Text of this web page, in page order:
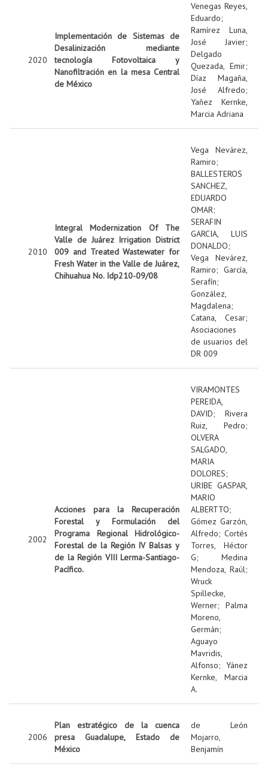
2020
Implementación de Sistemas de
Desalinización mediante
tecnología Fotovoltaica y
Nanofiltración en la mesa Central
de México
Venegas Reyes,
Eduardo;
Ramírez Luna,
José Javier;
Delgado
Quezada, Emir;
Díaz Magaña,
José Alfredo;
Yañez Kernke,
Marcia Adriana
2010
Integral Modernization Of The
Valle de Juárez Irrigation District
009 and Treated Wastewater for
Fresh Water in the Valle de Juárez,
Chihuahua No. Idp210-09/08
Vega Nevárez,
Ramiro;
BALLESTEROS
SANCHEZ,
EDUARDO
OMAR;
SERAFIN
GARCIA, LUIS
DONALDO;
Vega Nevárez,
Ramiro; García,
Serafín;
González,
Magdalena;
Catana, Cesar;
Asociaciones
de usuarios del
DR 009
2002
Acciones para la Recuperación
Forestal y Formulación del
Programa Regional Hidrológico-
Forestal de la Región IV Balsas y
de la Región VIII Lerma-Santiago-
Pacífico.
VIRAMONTES
PEREIDA,
DAVID; Rivera
Ruiz, Pedro;
OLVERA
SALGADO,
MARIA
DOLORES;
URIBE GASPAR,
MARIO
ALBERTTO;
Gómez Garzón,
Alfredo; Cortés
Torres, Héctor
G; Medina
Mendoza, Raúl;
Wruck
Spillecke,
Werner; Palma
Moreno,
Germán;
Aguayo
Mavridis,
Alfonso; Yánez
Kernke, Marcia
A.
2006
Plan estratégico de la cuenca
presa Guadalupe, Estado de
México
de León
Mojarro,
Benjamín